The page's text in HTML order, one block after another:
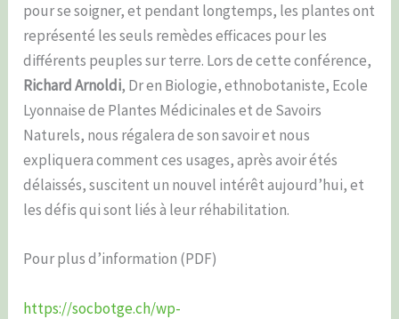
pour se soigner, et pendant longtemps, les plantes ont
représenté les seuls remèdes efficaces pour les
différents peuples sur terre. Lors de cette conférence,
Richard Arnoldi, Dr en Biologie, ethnobotaniste, Ecole
Lyonnaise de Plantes Médicinales et de Savoirs
Naturels, nous régalera de son savoir et nous
expliquera comment ces usages, après avoir étés
délaissés, suscitent un nouvel intérêt aujourd’hui, et
les défis qui sont liés à leur réhabilitation.
Pour plus d’information (PDF)
https://socbotge.ch/wp-